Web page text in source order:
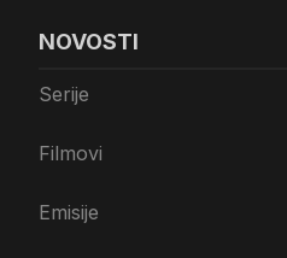
NOVOSTI
Serije
Filmovi
Emisije